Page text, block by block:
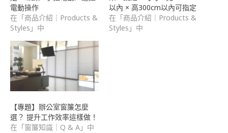
電動操作
在「商品介紹｜Products &
Styles」中
以內 × 高300cm以內可指定
在「商品介紹｜Products &
Styles」中
【專題】辦公室窗簾怎麼
選？ 提升工作效率這樣做！
在「窗簾知識｜Q & A」中